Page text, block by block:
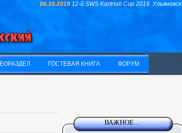
06.10.2019 12-й SWS KartHall Cup 2019. Ульяновск
ГОСТЕВАЯ КНИГА ФОРУМ
ВАЖНОЕ...